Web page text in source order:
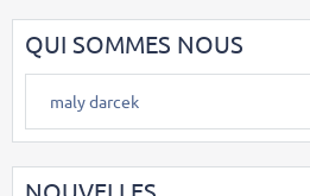
QUI SOMMES NOUS
maly darcek